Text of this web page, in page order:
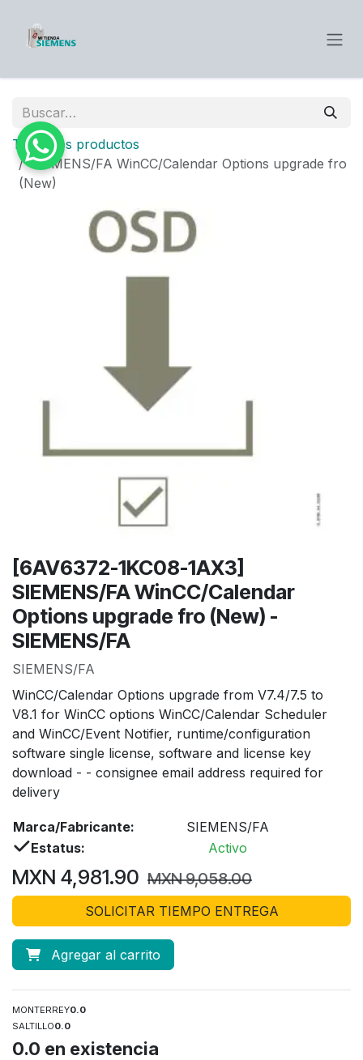
Todos los productos
SIEMENS/FA WinCC/Calendar Options upgrade fro
(New)
[6AV6372-1KC08-1AX3]
SIEMENS/FA WinCC/Calendar
Options upgrade fro (New) -
SIEMENS/FA
SIEMENS/FA
WinCC/Calendar Options upgrade from V7.4/7.5 to
V8.1 for WinCC options WinCC/Calendar Scheduler
and WinCC/Event Notifier, runtime/configuration
software single license, software and license key
download - - consignee email address required for
delivery
Marca/Fabricante:
SIEMENS/FA
Estatus:
Activo
MXN 4,981.90 MXN9,058.00
SOLICITAR TIEMPO ENTREGA
Agregar al carrito
MONTERREY0.0
SALTILLO0.0
0.0 en existencia